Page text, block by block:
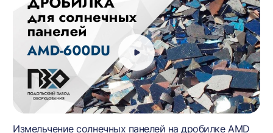
Измельчение солнечных панелей на дробилке AMD